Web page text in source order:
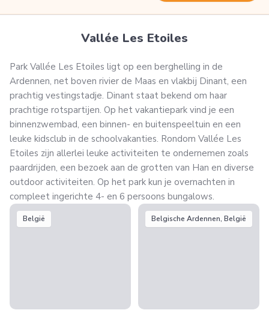
Vallée Les Etoiles
Park Vallée Les Etoiles ligt op een berghelling in de
Ardennen, net boven rivier de Maas en vlakbij Dinant, een
prachtig vestingstadje. Dinant staat bekend om haar
prachtige rotspartijen. Op het vakantiepark vind je een
binnenzwembad, een binnen- en buitenspeeltuin en een
leuke kidsclub in de schoolvakanties. Rondom Vallée Les
Etoiles zijn allerlei leuke activiteiten te ondernemen zoals
paardrijden, een bezoek aan de grotten van Han en diverse
outdoor activiteiten. Op het park kun je overnachten in
compleet ingerichte 4- en 6 persoons bungalows.
België Belgische Ardennen, België